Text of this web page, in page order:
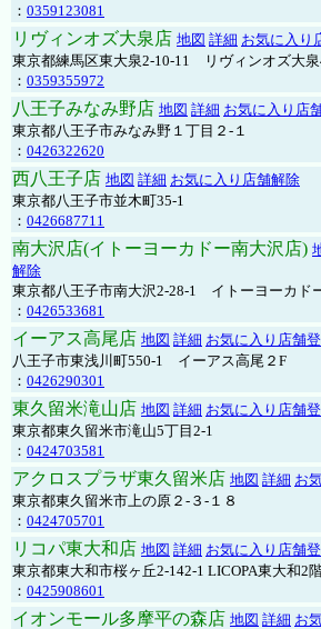
： 0359123081
リヴィンオズ大泉店 地図 詳細 お気に入り
東京都練馬区東大泉2-10-11 リヴィンオズ大
： 0359355972
八王子みなみ野店 地図 詳細 お気に入り店
東京都八王子市みなみ野１丁目２-１
： 0426322620
西八王子店 地図 詳細 お気に入り店舗解除
東京都八王子市並木町35-1
： 0426687711
南大沢店(イトーヨーカドー南大沢店)
解除
東京都八王子市南大沢2-28-1 イトーヨーカド
： 0426533681
イーアス高尾店 地図 詳細 お気に入り店舗
八王子市東浅川町550-1 イーアス高尾２F
： 0426290301
東久留米滝山店 地図 詳細 お気に入り店舗
東京都東久留米市滝山5丁目2-1
： 0424703581
アクロスプラザ東久留米店 地図 詳細 お
東京都東久留米市上の原２-３-１８
： 0424705701
リコパ東大和店 地図 詳細 お気に入り店舗
東京都東大和市桜ヶ丘2-142-1 LICOPA東大和2
： 0425908601
イオンモール多摩平の森店 地図 詳細 お